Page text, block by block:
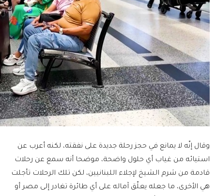
وقال إنّه لا يمانع في حجز رحلة جديدة على نفقته، لكنه أعرب عن
استيائه من غياب أي حلول واضحة، موضحا أنه سمع عن رحلات
قادمة من شرم الشيخ لإجلاء اللبنانيين، لكن تلك الرحلات تأجلت
هي الأخرى، ما جعله يعلّق آماله على أي طائرة تغادر إلى مصر أو